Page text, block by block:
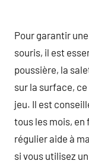
Pour garantir
souris, il est
poussière, la
sur la surface,
jeu. Il est
tous les mois, en
régulier aide à
si vous utilisez